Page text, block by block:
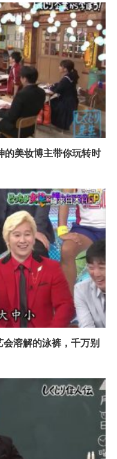
的美妆博主带你玩转时
溶解的泳裤，千万别